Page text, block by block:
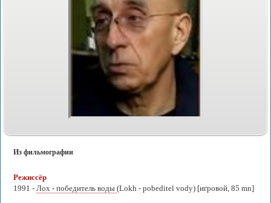
Из фильмографии
Режиссёр
1991 - Лох - победитель воды (Lokh - pobeditel vody) [игровой, 85 mn]